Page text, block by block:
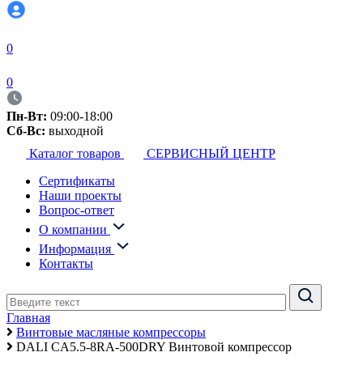
0
0
Пн-Вт: 09:00-18:00
Сб-Вс: выходной
Каталог товаров
СЕРВИСНЫЙ ЦЕНТР
Сертификаты
Наши проекты
Вопрос-ответ
О компании
Информация
Контакты
Главная
Винтовые масляные компрессоры
DALI CA5.5-8RA-500DRY Винтовой компрессор